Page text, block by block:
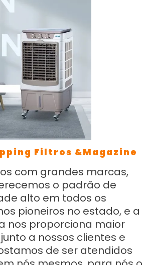
Filtros &Magazine
com grandes marcas,
o padrão de
alto em todos os
pioneiros no estado, e a
nos proporciona maior
a nossos clientes e
de ser atendidos